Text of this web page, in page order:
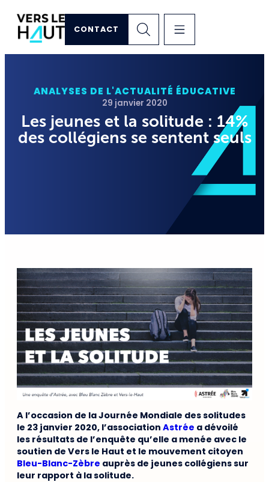
CONTACT
ANALYSES DE L'ACTUALITÉ ÉDUCATIVE
29 janvier 2020
Les jeunes et la solitude : 14%
des collégiens se sentent seuls
A l’occasion de la Journée Mondiale des solitudes
le 23 janvier 2020, l’association Astrée a dévoilé
les résultats de l’enquête qu’elle a menée avec le
soutien de Vers le Haut et le mouvement citoyen
Bleu-Blanc-Zèbre auprès de jeunes collégiens sur
leur rapport à la solitude.